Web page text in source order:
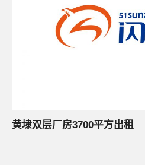
黄埭双层厂房3700平方出租